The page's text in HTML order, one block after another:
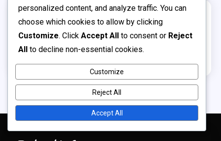
Archiv
February 2026
January 2026
personalized content, and analyze traffic. You can
choose which cookies to allow by clicking
Customize. Click Accept All to consent or Reject
All to decline non-essential cookies.
Customize
Reject All
Accept All